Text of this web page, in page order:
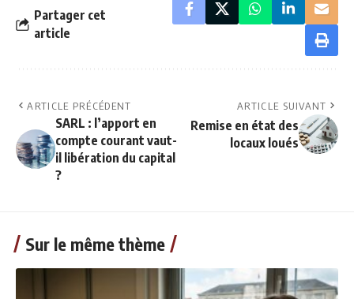
Partager cet
article
ARTICLE PRÉCÉDENT
SARL : l’apport en
compte courant vaut-
il libération du capital
?
ARTICLE SUIVANT
Remise en état des
locaux loués
Sur le même thème